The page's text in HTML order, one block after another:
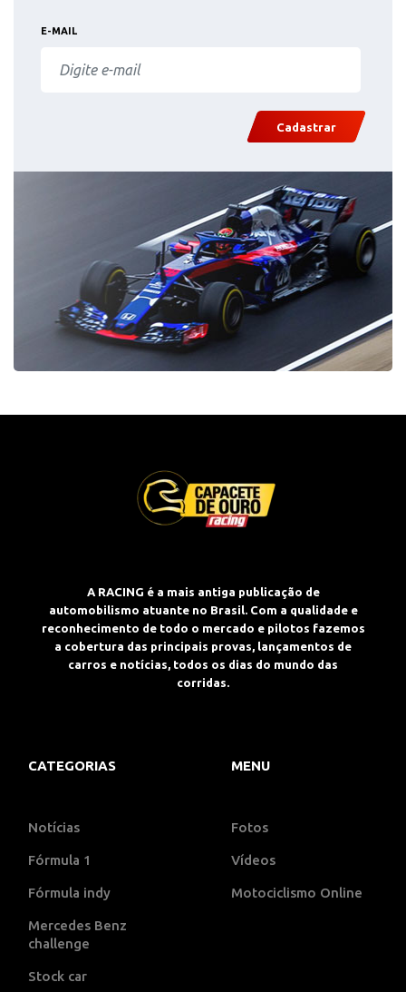
E-MAIL
Cadastrar
A RACING é a mais antiga publicação de
automobilismo atuante no Brasil. Com a qualidade e
reconhecimento de todo o mercado e pilotos fazemos
a cobertura das principais provas, lançamentos de
carros e notícias, todos os dias do mundo das
corridas.
CATEGORIAS
Notícias
Fórmula 1
Fórmula indy
Mercedes Benz
challenge
Stock car
MENU
Fotos
Vídeos
Motociclismo Online